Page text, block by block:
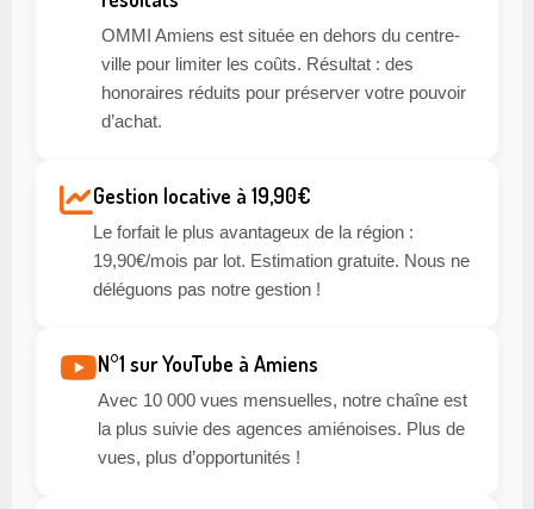
OMMI Amiens est située en dehors du centre-
ville pour limiter les coûts. Résultat : des
honoraires réduits pour préserver votre pouvoir
d’achat.
Gestion locative à 19,90€
Le forfait le plus avantageux de la région :
19,90€/mois par lot. Estimation gratuite. Nous ne
déléguons pas notre gestion !
N°1 sur YouTube à Amiens
Avec 10 000 vues mensuelles, notre chaîne est
la plus suivie des agences amiénoises. Plus de
vues, plus d’opportunités !